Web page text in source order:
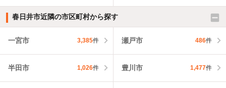
春日井市近隣の市区町村から探す
一宮市 3,385件 瀬戸市 486件
半田市 1,026件 豊川市 1,477件